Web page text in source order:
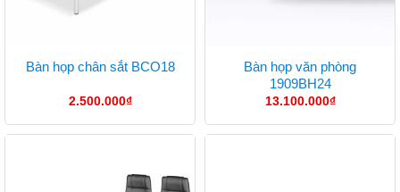
Bàn họp chân sắt BCO18
2.500.000₫
Bàn họp văn phòng
1909BH24
13.100.000₫